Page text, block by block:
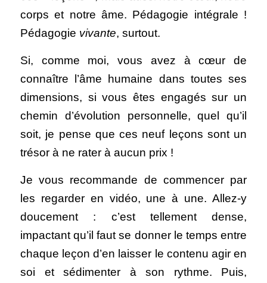
corps et notre âme. Pédagogie intégrale !
Pédagogie vivante, surtout.
Si, comme moi, vous avez à cœur de
connaître l’âme humaine dans toutes ses
dimensions, si vous êtes engagés sur un
chemin d’évolution personnelle, quel qu’il
soit, je pense que ces neuf leçons sont un
trésor à ne rater à aucun prix !
Je vous recommande de commencer par
les regarder en vidéo, une à une. Allez-y
doucement : c’est tellement dense,
impactant qu’il faut se donner le temps entre
chaque leçon d’en laisser le contenu agir en
soi et sédimenter à son rythme. Puis,